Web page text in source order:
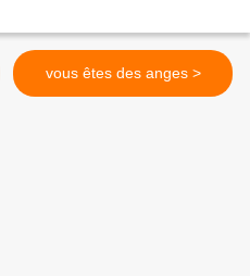
vous êtes des anges >